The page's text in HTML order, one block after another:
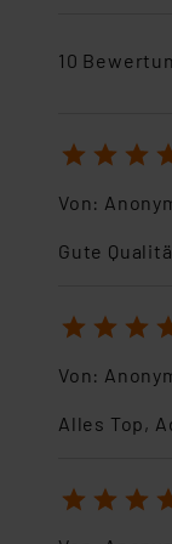
10
1 2 3 4
Von:
Gute
1 2 3 4
Von:
Alles Top,
1 2 3 4